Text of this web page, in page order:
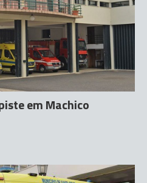
em Machico